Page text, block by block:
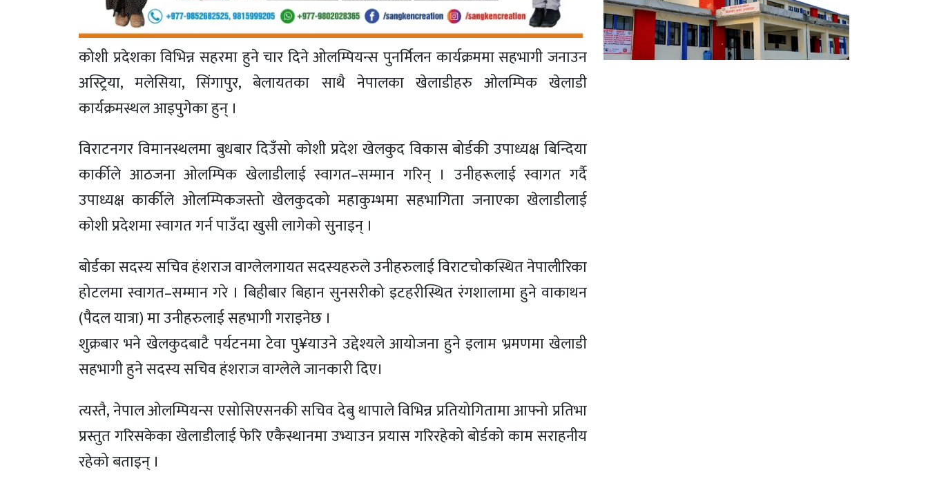
कोशी प्रदेशका विभिन्न सहरमा हुने चार दिने ओलम्पियन्स पुनर्मिलन कार्यक्रममा सहभागी जनाउन
अस्ट्रिया, मलेसिया, सिंगापुर, बेलायतका साथै नेपालका खेलाडीहरु ओलम्पिक खेलाडी
कार्यक्रमस्थल आइपुगेका हुन् ।
विराटनगर विमानस्थलमा बुधबार दिउँसो कोशी प्रदेश खेलकुद विकास बोर्डकी उपाध्यक्ष बिन्दिया
कार्कीले आठजना ओलम्पिक खेलाडीलाई स्वागत–सम्मान गरिन् । उनीहरूलाई स्वागत गर्दै
उपाध्यक्ष कार्कीले ओलम्पिकजस्तो खेलकुदको महाकुम्भमा सहभागिता जनाएका खेलाडीलाई
कोशी प्रदेशमा स्वागत गर्न पाउँदा खुसी लागेको सुनाइन् ।
बोर्डका सदस्य सचिव हंशराज वाग्लेलगायत सदस्यहरुले उनीहरुलाई विराटचोकस्थित नेपालीरिका
होटलमा स्वागत–सम्मान गरे । बिहीबार बिहान सुनसरीको इटहरीस्थित रंगशालामा हुने वाकाथन
(पैदल यात्रा) मा उनीहरुलाई सहभागी गराइनेछ ।
शुक्रबार भने खेलकुदबाटै पर्यटनमा टेवा पु¥याउने उद्देश्यले आयोजना हुने इलाम भ्रमणमा खेलाडी
सहभागी हुने सदस्य सचिव हंशराज वाग्लेले जानकारी दिए।
त्यस्तै, नेपाल ओलम्पियन्स एसोसिएसनकी सचिव देबु थापाले विभिन्न प्रतियोगितामा आफ्नो प्रतिभा
प्रस्तुत गरिसकेका खेलाडीलाई फेरि एकैस्थानमा उभ्याउन प्रयास गरिरहेको बोर्डको काम सराहनीय
रहेको बताइन् ।